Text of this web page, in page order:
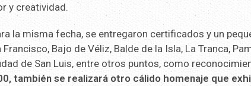
y creatividad.
la misma fecha, se entregaron certificados y un
Bajo de Véliz, Balde de la Isla, La Tranca,
de San Luis, entre otros puntos, como
también se realizará otro cálido homenaje que